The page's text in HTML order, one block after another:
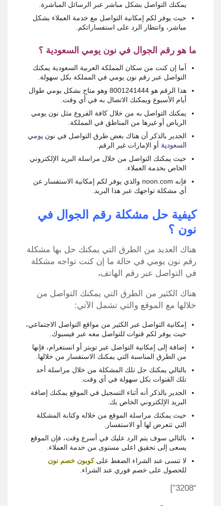
يمكنك التواصل بشكل مباشر عبر الرسائل المباشرة.
حيث يوفر لكم إمكانية التواصل مع خدمة العملاء بشكل
مباشر، وانتظار الرد على استفساراتكم.
ما هو رقم الجوال في نون يومي السعودية ؟
أما إن كنت من سكان المملكة العربية السعودية يمكنك
التواصل عبر رقم نون يومي في المملكة بكل سهولة.
هذا الرقم هو 8001241444 وهو متاح بشكل يومي طوال
أيام الأسبوع ويمكنك الاتصال به في أي وقت.
يمكنك التواصل به من خلال كافة الفروع مثل نون يومي
الرياض أو غيرها من المناطق في المملكة.
الجدير بالذكر أن هناك بعض طرق التواصل في نون يومي
السعودية أو الإمارات غير الرقم.
حيث يمكنك التواصل من خلال مراسلة البريد الإلكتروني
الخاص بخدمة العملاء.
فإنه noon.com والذي يوفر لكم إمكانية الاستفسار عن
أي مشكلة تواجهك عبر هذا البريد.
كيفية حل مشكلة رقم الجوال في
نون ؟
هناك العديد من الطرق التي يمكنك حل بها مشكلة
رقم نون يومي في حالة ما إن كنت تواجه مشكلة
في التواصل عبر رقم الهاتف،
هناك الكثير من الطرق التي يمكنك التواصل من
خلالها مع الموقع والتي تشمل الآتي:
إمكانية التواصل عبر الكثير من مواقع التواصل الاجتماعي،
حيث يوفر لكم قنوات للتواصل معه عبر فيسبوك.
إضافة إلى إمكانية التواصل عبر تويتر أو انستغرام، فإنها
من الطرق المناسبة التي يمكنك الاستفسار من خلالها.
بالتالي يمكنك حل تلك المشكلة من خلال مراسلة أحد
تلك القنوات بكل سهولة في أي وقت.
الجدير بالذكر أنه أثناء التسجيل في الموقع يمكنك إضافة
البريد الإلكتروني الخاص بك.
حيث يمكنك مراسلة الموقع من خلاله وكتابة المشكلة
التي تتعرض لها أو الاستفسار.
بالتالي سوف يتم الرد عليك في أسرع وقت، فإن الموقع
يسعى إلى تحقيق اعلى مستوى من خدمة العملاء.
لا تنسى عند الشراء الضغط علىكوبون خصم نون
للحصول على خصم فوري عند الشراء.
“3208”]